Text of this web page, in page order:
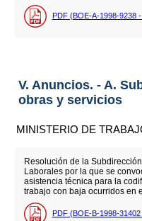
PDF (BOE-A-1998-9238 -
V. Anuncios. - A.
obras y servicios
MINISTERIO DE
Resolución de la
Laborales por la que se
asistencia técnica para la
trabajo con baja ocurridos en
PDF (BOE-B-1998-31402